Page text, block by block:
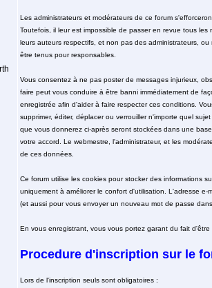
Les administrateurs et modérateurs de ce forum
Toutefois, il leur est impossible de passer en revue tous
leurs auteurs respectifs, et non pas des administrateurs,
être tenus pour responsables.
Vous consentez à ne pas poster de messages injurieux,
faire peut vous conduire à être banni immédiatement de
enregistrée afin d'aider à faire respecter ces conditions.
supprimer, éditer, déplacer ou verrouiller n'importe quel
que vous donnerez ci-après seront stockées dans une
votre accord. Le webmestre, l'administrateur, et les
de ces données.
Ce forum utilise les cookies pour stocker des informations
uniquement à améliorer le confort d'utilisation. L'adresse
(et aussi pour vous envoyer un nouveau mot de passe
En vous enregistrant, vous vous portez garant du fait
Procedure d'inscription sur le
Lors de l'inscription seuls sont obligatoires :